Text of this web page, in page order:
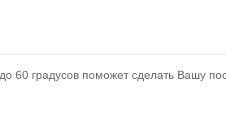
60 градусов поможет сделать Вашу